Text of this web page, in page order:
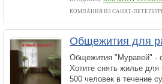
КОМПАНИЯ ИЗ САНКТ-
Общежития для
Общежития "Муравей" -
Хотите снять жилье
500 человек в течение